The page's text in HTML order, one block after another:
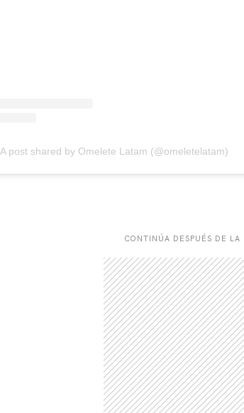
A post shared by Omelete Latam (@omeletelatam)
CONTINÚA DESPUÉS DE LA